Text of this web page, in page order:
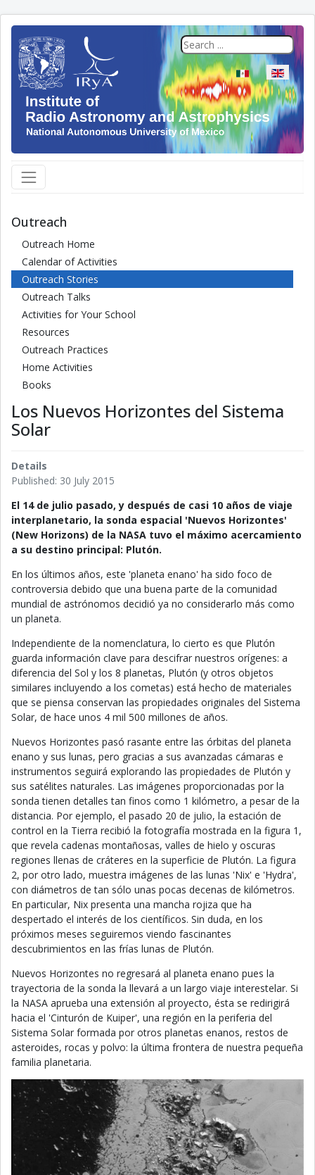
Select your
Outreach
Outreach Home
Calendar of Activities
Outreach Stories
Outreach Talks
Activities for Your School
Resources
Outreach Practices
Home Activities
Books
Los Nuevos Horizontes del Sistema
Solar
Details
Published: 30 July 2015
El 14 de julio pasado, y después de casi 10 años de viaje
interplanetario, la sonda espacial 'Nuevos Horizontes'
(New Horizons) de la NASA tuvo el máximo acercamiento
a su destino principal: Plutón.
En los últimos años, este 'planeta enano' ha sido foco de
controversia debido que una buena parte de la comunidad
mundial de astrónomos decidió ya no considerarlo más como
un planeta.
Independiente de la nomenclatura, lo cierto es que Plutón
guarda información clave para descifrar nuestros orígenes: a
diferencia del Sol y los 8 planetas, Plutón (y otros objetos
similares incluyendo a los cometas) está hecho de materiales
que se piensa conservan las propiedades originales del Sistema
Solar, de hace unos 4 mil 500 millones de años.
Nuevos Horizontes pasó rasante entre las órbitas del planeta
enano y sus lunas, pero gracias a sus avanzadas cámaras e
instrumentos seguirá explorando las propiedades de Plutón y
sus satélites naturales. Las imágenes proporcionadas por la
sonda tienen detalles tan finos como 1 kilómetro, a pesar de la
distancia. Por ejemplo, el pasado 20 de julio, la estación de
control en la Tierra recibió la fotografía mostrada en la figura 1,
que revela cadenas montañosas, valles de hielo y oscuras
regiones llenas de cráteres en la superficie de Plutón. La figura
2, por otro lado, muestra imágenes de las lunas 'Nix' e 'Hydra',
con diámetros de tan sólo unas pocas decenas de kilómetros.
En particular, Nix presenta una mancha rojiza que ha
despertado el interés de los científicos. Sin duda, en los
próximos meses seguiremos viendo fascinantes
descubrimientos en las frías lunas de Plutón.
Nuevos Horizontes no regresará al planeta enano pues la
trayectoria de la sonda la llevará a un largo viaje interestelar. Si
la NASA aprueba una extensión al proyecto, ésta se redirigirá
hacia el 'Cinturón de Kuiper', una región en la periferia del
Sistema Solar formada por otros planetas enanos, restos de
asteroides, rocas y polvo: la última frontera de nuestra pequeña
familia planetaria.